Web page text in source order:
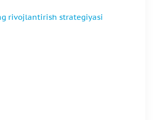
rivojlantirish strategiyasi